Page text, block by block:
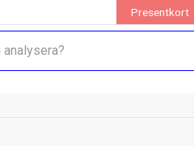
Presentkort